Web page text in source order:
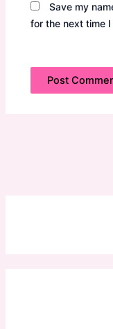
Save my
for the next time I